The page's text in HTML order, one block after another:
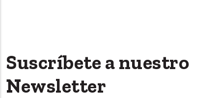
Suscríbete a nuestro
Newsletter